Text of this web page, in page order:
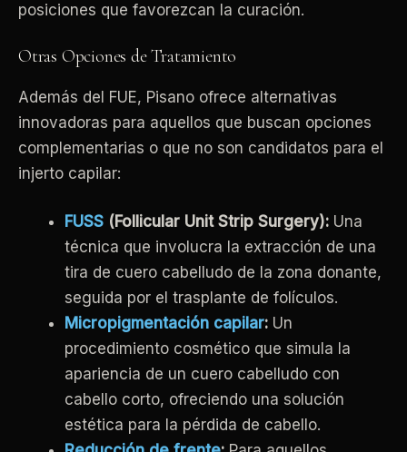
posiciones que favorezcan la curación.
Otras Opciones de Tratamiento
Además del FUE, Pisano ofrece alternativas
innovadoras para aquellos que buscan opciones
complementarias o que no son candidatos para el
injerto capilar:
FUSS (Follicular Unit Strip Surgery): Una
técnica que involucra la extracción de una
tira de cuero cabelludo de la zona donante,
seguida por el trasplante de folículos.
Micropigmentación capilar: Un
procedimiento cosmético que simula la
apariencia de un cuero cabelludo con
cabello corto, ofreciendo una solución
estética para la pérdida de cabello.